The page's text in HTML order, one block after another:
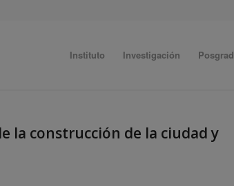
Instituto Investigación
la construcción de la ciudad y